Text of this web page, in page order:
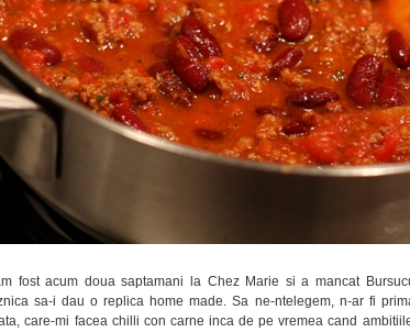
fost acum doua saptamani la Chez Marie si a mancat
sa-i dau o replica home made. Sa ne-ntelegem, n-ar fi
care-mi facea chilli con carne inca de pe vremea cand